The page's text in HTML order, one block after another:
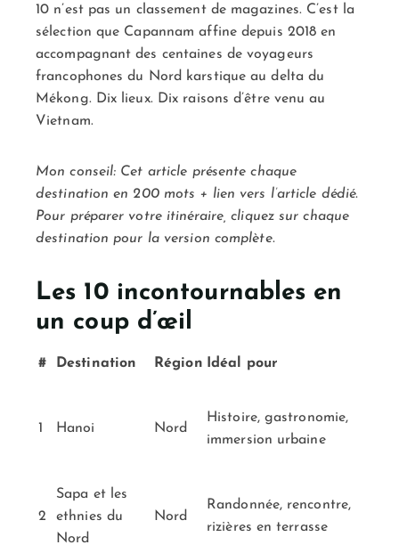
10 n’est pas un classement de magazines. C’est la
sélection que Capannam affine depuis 2018 en
accompagnant des centaines de voyageurs
francophones du Nord karstique au delta du
Mékong. Dix lieux. Dix raisons d’être venu au
Vietnam.
Mon conseil: Cet article présente chaque
destination en 200 mots + lien vers l’article dédié.
Pour préparer votre itinéraire, cliquez sur chaque
destination pour la version complète.
Les 10 incontournables en
un coup d’œil
# Destination Région Idéal pour
1 Hanoi Nord
Histoire, gastronomie,
immersion urbaine
2
Sapa et les
ethnies du
Nord
Nord
Randonnée, rencontre,
rizières en terrasse